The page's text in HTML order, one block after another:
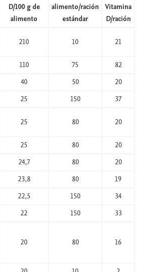
D/100 g de
alimento
alimento/ración
estándar
Vitamina
D/ración
210 10 21
110 75
82
40 50
20
25 150
37
25 80 20
25 80
20
24,7 80
20
23,8 80
19
22,5 150
34
22 150
33
20 80 16